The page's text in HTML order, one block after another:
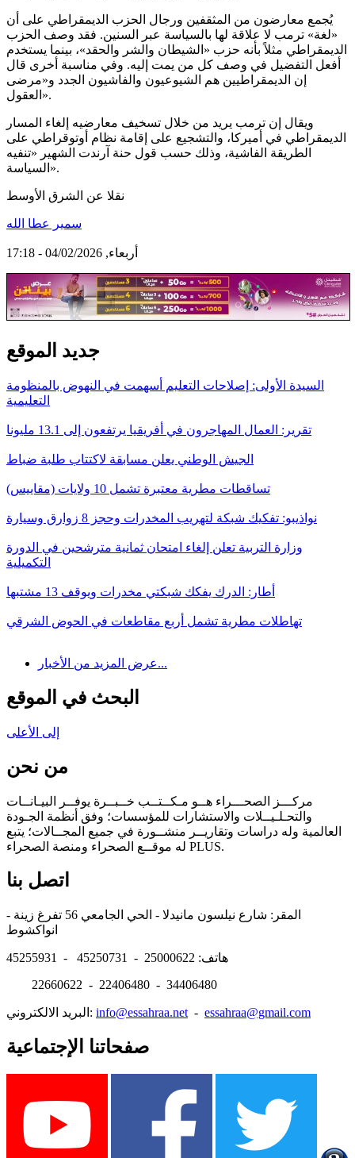
يُجمع معارضون من المثقفين ورجال الحزب الديمقراطي على أن
«لغة» ترمب لا علاقة لها بالسياسة عبر السنين. فقد وصف الحزب
الديمقراطي مثلاً بأنه حزب «الشيطان والشر والحقد»، بينما يستخدم
أفعل التفضيل في وصف كل من يمت إليه. وفي مناسبة أخرى قال
إن الديمقراطيين هم الشيوعيون والفاشيون الجدد و«مرضى
العقول».
ويقال إن ترمب يريد من خلال تسخيف معارضيه إلغاء المسار
الديمقراطي في أميركا، والتشجيع على إقامة نظام أوتوقراطي على
الطريقة الفاشية، وذلك حسب قول حنة آرندت الشهير «تنفيه
السياسة».
نقلا عن الشرق الأوسط
سمير عطا الله
أربعاء, 04/02/2026 - 17:18
جديد الموقع
السيدة الأولى: إصلاحات التعليم أسهمت في النهوض بالمنظومة
التعليمية
تقرير: العمال المهاجرون في أفريقيا يرتفعون إلى 13.1 مليونا
الجيش الوطني يعلن مسابقة لاكتتاب طلبة ضباط
تساقطات مطرية معتبرة تشمل 10 ولايات (مقاييس)
نواذيبو: تفكيك شبكة لتهريب المخدرات وحجز 8 زوارق وسيارة
وزارة التربية تعلن إلغاء امتحان ثمانية مترشحين في الدورة
التكميلية
أطار: الدرك يفكك شبكتي مخدرات ويوقف 13 مشتبها
تهاطلات مطرية تشمل أربع مقاطعات في الحوض الشرقي
عرض المزيد من الأخبار...
البحث في الموقع
إلى الأعلى
من نحن
مركـــز الصحـــراء هــو مـكــتــب خــبــرة يوفــر البيـانــات
والتحـلـيــلات والاستشارات للمؤسسات؛ وفق أنظمة الجـودة
العالمية وله دراسات وتقاريــر منشــورة في جميع المجــالات؛ يتبع
له موقــع الصحراء ومنصة الصحراء PLUS.
اتصل بنا
المقر: شارع نيلسون مانيدلا - الحي الجامعي 56 تفرغ زينة -
هاتف: 25000622 - 45250731 - 45255931
22660622 - 22406480 - 34406480
البريد الالكتروني: info@essahraa.net - essahraa@gmail.com
صفحاتنا الإجتماعية